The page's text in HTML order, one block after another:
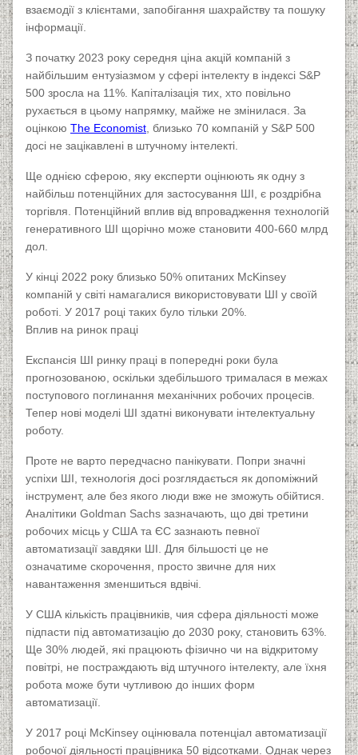
взаємодії з клієнтами, запобігання шахрайству та пошуку
інформації.
З початку 2023 року середня ціна акцій компаній з
найбільшим ентузіазмом у сфері інтелекту в індексі S&P
500 зросла на 11%. Капіталізація тих, хто повільно
рухається в цьому напрямку, майже не змінилася. За
оцінкою The Economist , близько 70 компаній у S&P 500
досі не зацікавлені в штучному інтелекті.
Ще однією сферою, яку експерти оцінюють як одну з
найбільш потенційних для застосування ШІ, є роздрібна
торгівля. Потенційний вплив від впровадження технологій
генеративного ШІ щорічно може становити 400-660 млрд
дол.
У кінці 2022 року близько 50% опитаних McKinsey
компаній у світі намагалися використовувати ШІ у своїй
роботі. У 2017 році таких було тільки 20%.
Вплив на ринок праці
Експансія ШІ ринку праці в попередні роки була
прогнозованою, оскільки здебільшого трималася в межах
поступового поглинання механічних робочих процесів.
Тепер нові моделі ШІ здатні виконувати інтелектуальну
роботу.
Проте не варто передчасно панікувати. Попри значні
успіхи ШІ, технологія досі розглядається як допоміжний
інструмент, але без якого люди вже не зможуть обійтися.
Аналітики Goldman Sachs зазначають, що дві третини
робочих місць у США та ЄС зазнають певної
автоматизації завдяки ШІ. Для більшості це не
означатиме скорочення, просто звичне для них
навантаження зменшиться вдвічі.
У США кількість працівників, чия сфера діяльності може
підпасти під автоматизацію до 2030 року, становить 63%.
Ще 30% людей, які працюють фізично чи на відкритому
повітрі, не постраждають від штучного інтелекту, але їхня
робота може бути чутливою до інших форм
автоматизації.
У 2017 році McKinsey оцінювала потенціал автоматизації
робочої діяльності працівника 50 відсотками. Однак через